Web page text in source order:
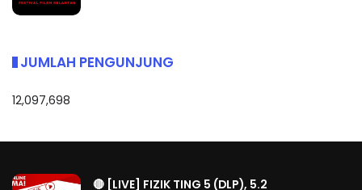
JUMLAH PENGUNJUNG
12,097,698
🔴 [LIVE] FIZIK TING 5 (DLP), 5.2